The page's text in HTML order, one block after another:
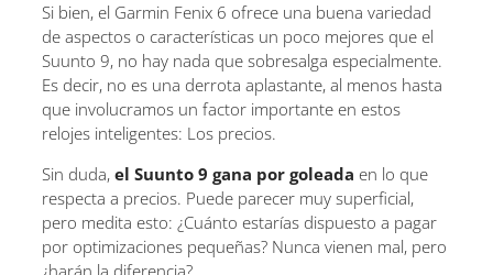
Si bien, el Garmin Fenix 6 ofrece una buena variedad
de aspectos o características un poco mejores que el
Suunto 9, no hay nada que sobresalga especialmente.
Es decir, no es una derrota aplastante, al menos hasta
que involucramos un factor importante en estos
relojes inteligentes: Los precios.
Sin duda, el Suunto 9 gana por goleada en lo que
respecta a precios. Puede parecer muy superficial,
pero medita esto: ¿Cuánto estarías dispuesto a pagar
por optimizaciones pequeñas? Nunca vienen mal, pero